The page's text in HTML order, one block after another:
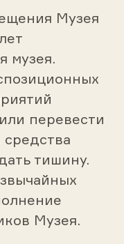
Музея
музея.
перевести
тишину.
Музея.